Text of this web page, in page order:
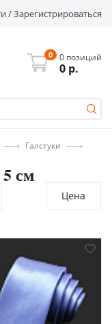
/Зарегистрироваться
0 0 позиций
0 р.
Галстуки
см
Цена